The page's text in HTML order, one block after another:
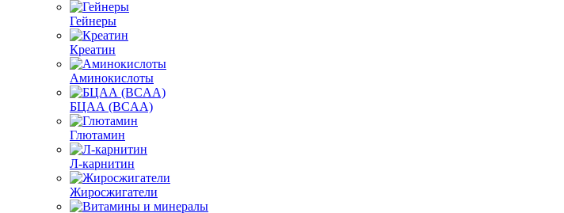
Гейнеры
Креатин
Аминокислоты
БЦАА (BCAA)
Глютамин
Л-карнитин
Жиросжигатели